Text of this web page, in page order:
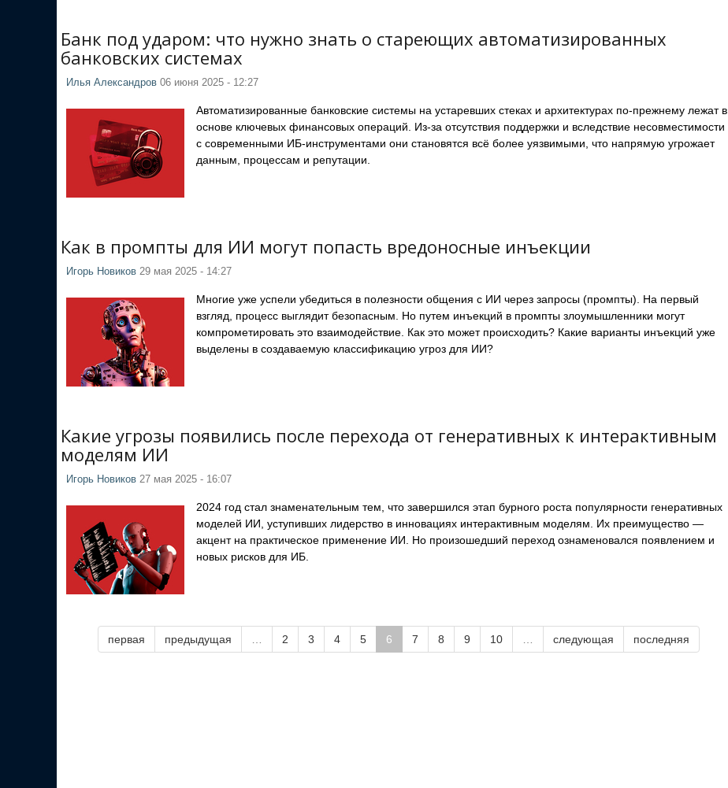
Банк под ударом: что нужно знать о стареющих автоматизированных
банковских системах
Илья Александров 06 июня 2025 - 12:27
Автоматизированные банковские системы на устаревших стеках и архитектурах по-прежнему лежат в
основе ключевых финансовых операций. Из-за отсутствия поддержки и вследствие несовместимости
с современными ИБ-инструментами они становятся всё более уязвимыми, что напрямую угрожает
данным, процессам и репутации.
Как в промпты для ИИ могут попасть вредоносные инъекции
Игорь Новиков 29 мая 2025 - 14:27
Многие уже успели убедиться в полезности общения с ИИ через запросы (промпты). На первый
взгляд, процесс выглядит безопасным. Но путем инъекций в промпты злоумышленники могут
компрометировать это взаимодействие. Как это может происходить? Какие варианты инъекций уже
выделены в создаваемую классификацию угроз для ИИ?
Какие угрозы появились после перехода от генеративных к интерактивным
моделям ИИ
Игорь Новиков 27 мая 2025 - 16:07
2024 год стал знаменательным тем, что завершился этап бурного роста популярности генеративных
моделей ИИ, уступивших лидерство в инновациях интерактивным моделям. Их преимущество —
акцент на практическое применение ИИ. Но произошедший переход ознаменовался появлением и
новых рисков для ИБ.
первая предыдущая 2 3 4 5 6 7 8 9 10 следующая последняя